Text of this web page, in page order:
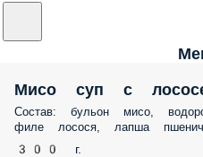
Мисо суп с
Состав: бульон мисо,
филе лосося, лапша
300 г.